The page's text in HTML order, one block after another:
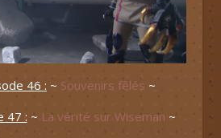
46 : ~ Souvenirs fêlés ~
47 : ~ La vérité sur Wiseman ~